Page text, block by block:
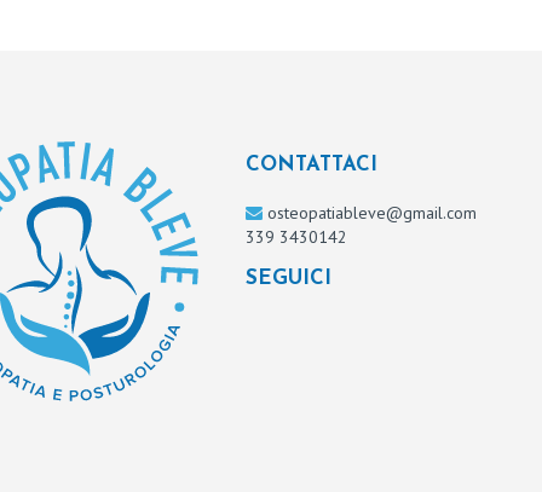
CONTATTACI
osteopatiableve@gmail.com
339 3430142
SEGUICI